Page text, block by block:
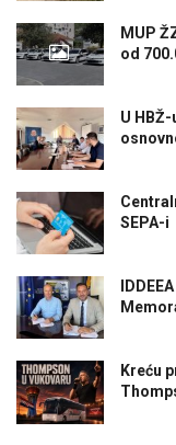
MUP
od
U
SEPA-i
Kreću